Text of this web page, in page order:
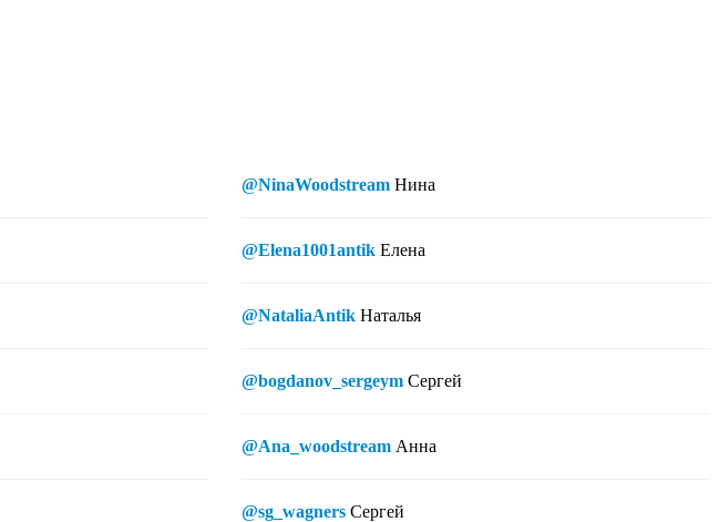
@NinaWoodstream Нина
@Elena1001antik Елена
@NataliaAntik Наталья
@bogdanov_sergeym Сергей
@Ana_woodstream Анна
@sg_wagners Сергей